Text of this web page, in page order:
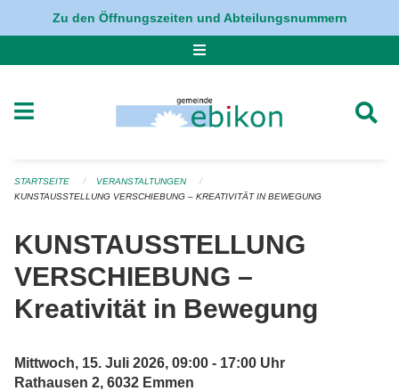
Navigation überspringen
Zu den Öffnungszeiten und Abteilungsnummern
STARTSEITE
VERANSTALTUNGEN
KUNSTAUSSTELLUNG VERSCHIEBUNG – KREATIVITÄT IN BEWEGUNG
KUNSTAUSSTELLUNG
VERSCHIEBUNG –
Kreativität in Bewegung
Mittwoch, 15. Juli 2026, 09:00 - 17:00 Uhr
Rathausen 2, 6032 Emmen